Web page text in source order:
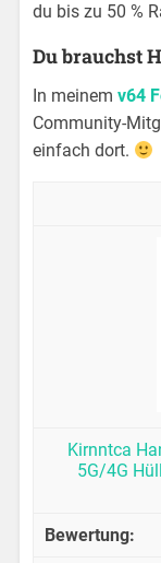
du bis zu 50 %
Du brauchst
In meinemv64
Community-
einfach dort.
Kirnntca
5G/4G